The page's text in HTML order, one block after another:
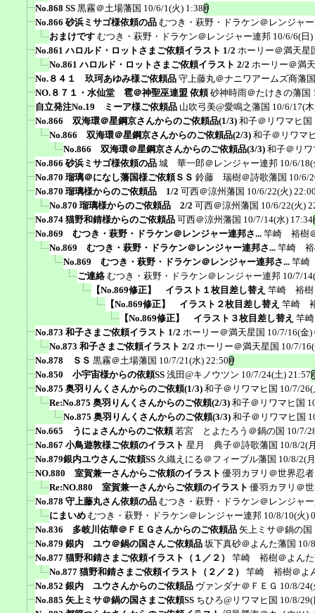
No.868 SS 黒霧＠土場藩国 10/6/1(火) 1:38
No.866 砂浜ミサゴ様依頼の品 むつき・萩野・ドラケン＠レンジャ
おまけです むつき・萩野・ドラケン＠レンジャー連邦 10/6/6(日)
No.861 ハロルド・ロットさまご依頼イラスト 1/2 ホーリー＠満天星
No.861 ハロルド・ロットさまご依頼イラスト 2/2 ホーリー＠満
No.８４１ 玖珂あゆみ様ご依頼品 守上藤丸＠ナニワアームズ商藩国
NO.８７１・水仙堂 雹＠神聖巫連盟 依頼 砂神時雨＠たけきの藩国
自立発注No.19 ミーア様ご依頼品 山吹弓美@愛鳴之藩国 10/6/17(
No.866 双海環＠星鋼京さんからのご依頼品(1/3) 和子＠リワマヒ国
No.866 双海環＠星鋼京さんからのご依頼品(2/3) 和子＠リワマ
No.866 双海環＠星鋼京さんからのご依頼品(3/3) 和子＠リワ
No.866 砂浜ミサゴ様依頼の品 城 華一郎＠レンジャー連邦 10/6/
No.870 瑠璃＠になし藩国様ご依頼ＳＳ 鈴藤 瑞樹＠詩歌藩国 10/6/
No.870 瑠璃様からのご依頼品 1/2 可西＠涼州藩国 10/6/22(火)
No.870 瑠璃様からのご依頼品 2/2 可西＠涼州藩国 10/6/22(火)
No.874 猫野和錆様からのご依頼品 可西＠涼州藩国 10/7/14(水) 17:34
No.869 むつき・萩野・ドラケン＠レンジャー連邦さ... 竿崎 裕樹
No.869 むつき・萩野・ドラケン＠レンジャー連邦さ... 竿崎 裕
No.869 むつき・萩野・ドラケン＠レンジャー連邦さ... 竿崎
ご連絡 むつき・萩野・ドラケン＠レンジャー連邦 10/7/
【No.869修正】 イラスト１枚目差し替え 竿崎 裕樹
【No.869修正】 イラスト２枚目差し替え 竿崎
【No.869修正】 イラスト３枚目差し替え 竿
No.873 和子さまご依頼イラスト 1/2 ホーリー＠満天星国 10/7/16(金)
No.873 和子さまご依頼イラスト 2/2 ホーリー＠満天星国 10/7/
No.878 ＳＳ 黒霧＠土場藩国 10/7/21(水) 22:50
No.850 小宇宙様からの依頼SS 浅田@キノウツン 10/7/24(土) 21:57
No.875 奥羽りんくさんからのご依頼(1/3) 和子＠リワマヒ国 10/7/
Re:No.875 奥羽りんくさんからのご依頼(2/3) 和子＠リワマヒ国
No.875 奥羽りんくさんからのご依頼(3/3) 和子＠リワマヒ国
No.665 うにょさんからのご依頼 若宮 とよたろう＠鍋の国 10/7/
No.867 小鳥遊敦様ご依頼のイラスト 星月 典子＠詩歌藩国 10/8/2(
No.879銀内ユウさんご依頼SS 久織えにる＠フィーブル藩国 10/8/2(
NO.880 室賀兼一さんからご依頼のイラスト 優羽カヲリ＠世界忍
Re:NO.880 室賀兼一さんからご依頼のイラスト 優羽カヲリ＠
No.878 守上藤丸さん依頼の品 むつき・萩野・ドラケン＠レンジャ
にまいめ むつき・萩野・ドラケン＠レンジャー連邦 10/8/10(火)
No.836 多岐川佑華＠ＦＥＧさんからのご依頼品 矢上ミサ＠鍋の国
No.879 銀内 ユウ＠鍋の国さんご依頼品 坂下真砂＠よんた藩国 10/
No.877 猫野和錆さまご依頼イラスト（１／２）
竿崎 裕樹＠よんた
No.877 猫野和錆さまご依頼イラスト（２／２）
竿崎 裕樹＠よ
No.852 銀内 ユウさんからのご依頼品 ヴァンダナ＠ＦＥＧ 10/8/
No.885 矢上ミサ＠鍋の国さまご依頼SS ちひろ@リワマヒ国 10/8/